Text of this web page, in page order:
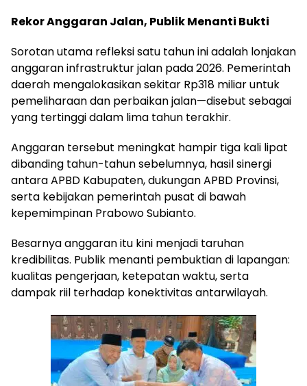
Rekor Anggaran Jalan, Publik Menanti Bukti
Sorotan utama refleksi satu tahun ini adalah lonjakan
anggaran infrastruktur jalan pada 2026. Pemerintah
daerah mengalokasikan sekitar Rp318 miliar untuk
pemeliharaan dan perbaikan jalan—disebut sebagai
yang tertinggi dalam lima tahun terakhir.
Anggaran tersebut meningkat hampir tiga kali lipat
dibanding tahun-tahun sebelumnya, hasil sinergi
antara APBD Kabupaten, dukungan APBD Provinsi,
serta kebijakan pemerintah pusat di bawah
kepemimpinan Prabowo Subianto.
Besarnya anggaran itu kini menjadi taruhan
kredibilitas. Publik menanti pembuktian di lapangan:
kualitas pengerjaan, ketepatan waktu, serta
dampak riil terhadap konektivitas antarwilayah.